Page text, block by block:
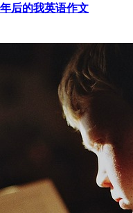
后的我英语作文